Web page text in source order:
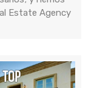
Estate Agency